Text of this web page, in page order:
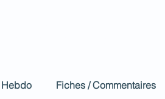
Hebdo Fiches / Commentaires